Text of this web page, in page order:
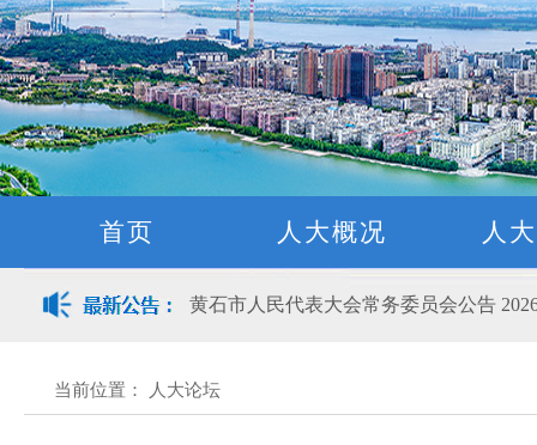
首页 人大概况 人
关于征求《黄石市停车场建设管理条例
公开征集“扩大内需大力提振消费”社会
黄石市人民代表大会常务委员会公告
黄石市人民代表大会常务委员会公告
黄石市人民代表大会常务委员会公告
关于征集立法工作规划（2027年—2031
当前位置： 人大论坛